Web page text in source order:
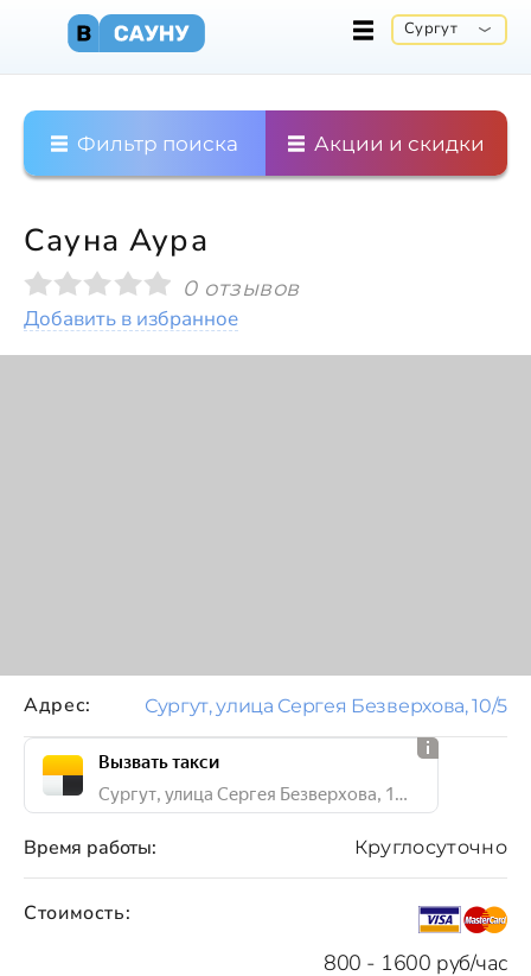
Сургут
Фильтр поиска Акции и скидки
Сауна Аура
0 отзывов
Добавить в избранное
Стоимость:
800 - 1600 руб/час
Время работы: Круглосуточно
Адрес: Сургут, улица Сергея Безверхова, 10/5
Вызвать такси
Сургут, улица Сергея Безверхова, 10/5